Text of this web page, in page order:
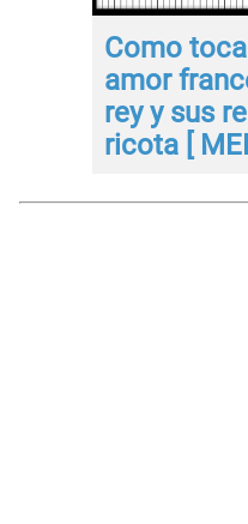
Como
amor
rey y sus
ricota [